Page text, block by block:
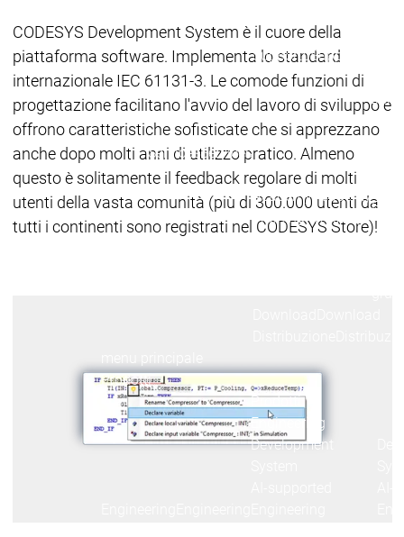
ServicesServices
SupportoSupporto
Link
Academy
Training
Academy
Training
Prodotti
Prodotti
Engineering
Development
CODESYS Development System è il cuore della
piattaforma software. Implementa lo standard
internazionale IEC 61131-3. Le comode funzioni di
progettazione facilitano l'avvio del lavoro di sviluppo e
offrono caratteristiche sofisticate che si apprezzano
anche dopo molti anni di utilizzo pratico. Almeno
questo è solitamente il feedback regolare di molti
utenti della vasta comunità (più di 300.000 utenti da
tutti i continenti sono registrati nel CODESYS Store)!